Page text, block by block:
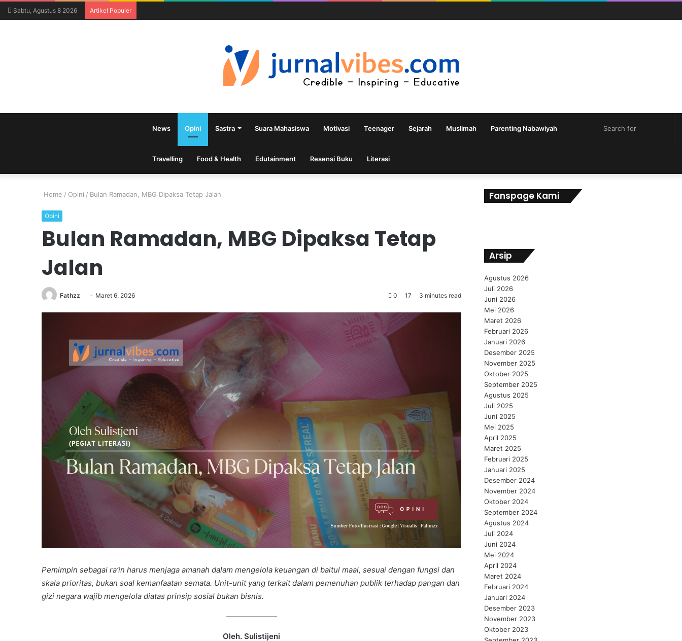
Sabtu, Agustus 8 2026 Artikel Populer
News Opini Sastra Suara Mahasiswa Motivasi Teenager Sejarah Muslimah Parenting Nabawiyah
Travelling Food & Health Edutainment Resensi Buku Literasi
Home / Opini / Bulan Ramadan, MBG Dipaksa Tetap Jalan
Opini
Bulan Ramadan, MBG Dipaksa Tetap
Jalan
Fathzz Maret 6, 2026 0 17 3 minutes read
Pemimpin sebagai ra’in harus menjaga amanah dalam mengelola keuangan di baitul maal, sesuai dengan fungsi dan
skala prioritas, bukan soal kemanfaatan semata. Unit-unit yang terkait dalam pemenuhan publik terhadap pangan dan
gizi negara wajib mengelola diatas prinsip sosial bukan bisnis.
Oleh. Sulistijeni
Fanspage Kami
Arsip
Agustus 2026
Juli 2026
Juni 2026
Mei 2026
Maret 2026
Februari 2026
Januari 2026
Desember 2025
November 2025
Oktober 2025
September 2025
Agustus 2025
Juli 2025
Juni 2025
Mei 2025
April 2025
Maret 2025
Februari 2025
Januari 2025
Desember 2024
November 2024
Oktober 2024
September 2024
Agustus 2024
Juli 2024
Juni 2024
Mei 2024
April 2024
Maret 2024
Februari 2024
Januari 2024
Desember 2023
November 2023
Oktober 2023